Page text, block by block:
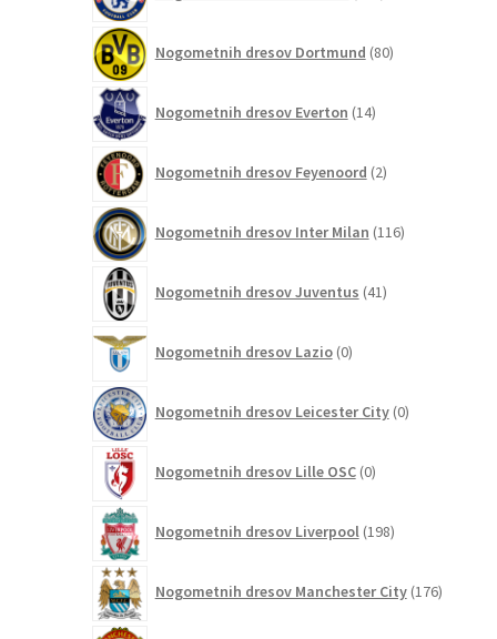
Nogometnih dresov Dortmund 80izdelkov
Nogometnih dresov Everton 14izdelkov
Nogometnih dresov Feyenoord 2izdelka
Nogometnih dresov Inter Milan 116izdelkov
Nogometnih dresov Juventus 41izdelkov
Nogometnih dresov Lazio 0izdelkov
Nogometnih dresov Leicester City 0izdelkov
Nogometnih dresov Lille OSC 0izdelkov
Nogometnih dresov Liverpool 198izdelkov
Nogometnih dresov Manchester City 176izdelkov